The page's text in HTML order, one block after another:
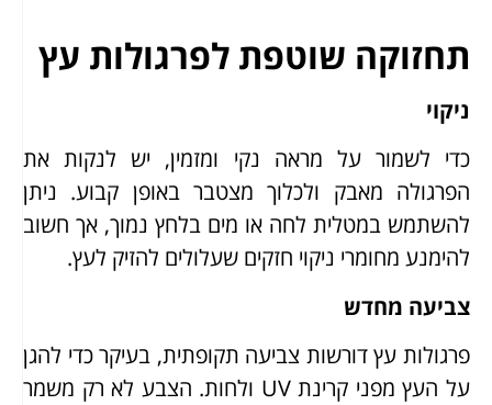
תחזוקה שוטפת לפרגולות עץ
ניקוי
כדי לשמור על מראה נקי ומזמין, יש לנקות את
הפרגולה מאבק ולכלוך מצטבר באופן קבוע. ניתן
להשתמש במטלית לחה או מים בלחץ נמוך, אך חשוב
להימנע מחומרי ניקוי חזקים שעלולים להזיק לעץ.
צביעה מחדש
פרגולות עץ דורשות צביעה תקופתית, בעיקר כדי להגן
על העץ מפני קרינת UV ולחות. הצבע לא רק משמר